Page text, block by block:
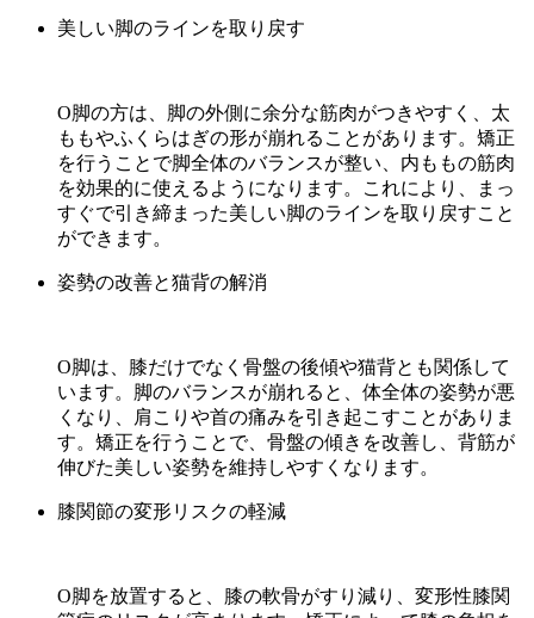
美しい脚のラインを取り戻す
O脚の方は、脚の外側に余分な筋肉がつきやすく、太
ももやふくらはぎの形が崩れることがあります。矯正
を行うことで脚全体のバランスが整い、内ももの筋肉
を効果的に使えるようになります。これにより、まっ
すぐで引き締まった美しい脚のラインを取り戻すこと
ができます。
姿勢の改善と猫背の解消
O脚は、膝だけでなく骨盤の後傾や猫背とも関係して
います。脚のバランスが崩れると、体全体の姿勢が悪
くなり、肩こりや首の痛みを引き起こすことがありま
す。矯正を行うことで、骨盤の傾きを改善し、背筋が
伸びた美しい姿勢を維持しやすくなります。
膝関節の変形リスクの軽減
O脚を放置すると、膝の軟骨がすり減り、変形性膝関